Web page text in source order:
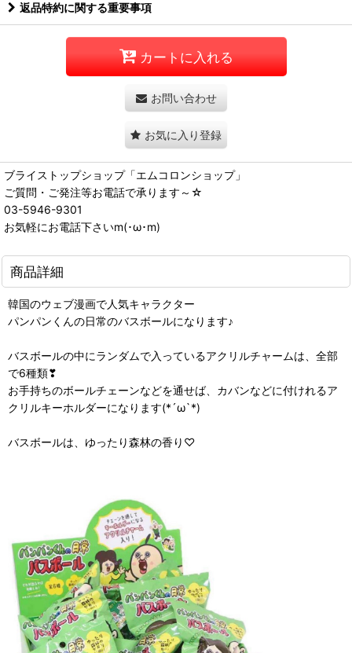
返品特約に関する重要事項
カートに入れる
お問い合わせ
お気に入り登録
ブライストップショップ「エムコロンショップ」
ご質問・ご発注等お電話で承ります～☆
03-5946-9301
お気軽にお電話下さいm(･ω･m)
商品詳細
韓国のウェブ漫画で人気キャラクター
パンパンくんの日常のバスボールになります♪
バスボールの中にランダムで入っているアクリルチャームは、全部
で6種類❣
お手持ちのボールチェーンなどを通せば、カバンなどに付けれるア
クリルキーホルダーになります(*´ω`*)
バスボールは、ゆったり森林の香り♡